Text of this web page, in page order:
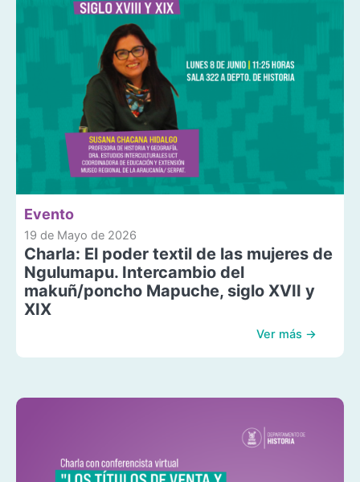
Evento
19 de Mayo de 2026
Charla: El poder textil de las mujeres de
Ngulumapu. Intercambio del
makuñ/poncho Mapuche, siglo XVII y
XIX
Ver más →